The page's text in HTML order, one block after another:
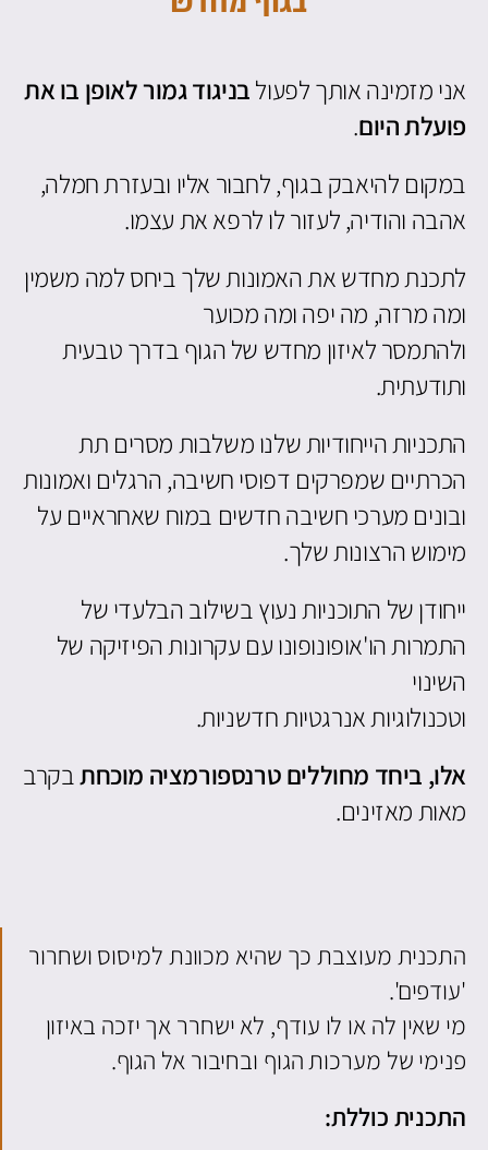
אני מזמינה אותך לפעולבניגוד גמור לאופן בו את
פועלת היום.
במקום להיאבק בגוף, לחבור אליו ובעזרת חמלה,
אהבה והודיה, לעזור לו לרפא את עצמו.
לתכנת מחדש את האמונות שלך ביחס למה משמין
ומה מרזה, מה יפה ומה מכוער
ולהתמסר לאיזון מחדש של הגוף בדרך טבעית
ותודעתית.
התכניות הייחודיות שלנו משלבות מסרים תת
הכרתיים שמפרקים דפוסי חשיבה, הרגלים ואמונות
ובונים מערכי חשיבה חדשים במוח שאחראיים על
מימוש הרצונות שלך.
ייחודן של התוכניות נעוץ בשילוב הבלעדי של
התמרות הו'אופונופונו עם עקרונות הפיזיקה של
השינוי
וטכנולוגיות אנרגטיות חדשניות.
אלו, ביחד מחוללים טרנספורמציה מוכחתבקרב
מאות מאזינים.
התכנית מעוצבת כך שהיא מכוונת למיסוס ושחרור
'עודפים'.
מי שאין לה או לו עודף, לא ישחרר אך יזכה באיזון
פנימי של מערכות הגוף ובחיבור אל הגוף.
התכנית כוללת: